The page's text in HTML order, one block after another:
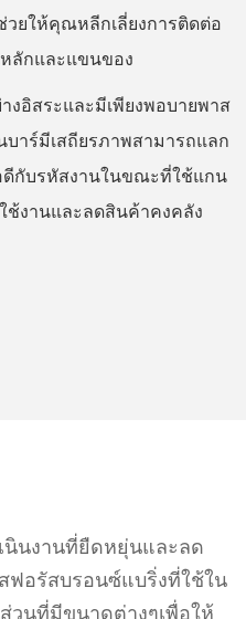
ยให้คุณหลีกเลี่ยงการติดต่อ
ลักและแขนของ
อิสระและมีเพียงพอบายพาส
าร์มีเสถียรภาพสามารถแลก
ดีกับรหัสงานในขณะที่ใช้แกน
ช้งานและลดสินค้าคงคลัง
นินงานที่ยืดหยุ่นและลด
ฟอรัสบรอนซ์แบริ่งที่ใช้ใน
วนที่มีขนาดต่างๆเพื่อให้